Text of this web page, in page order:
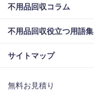
不用品回収コラム
不用品回収役立つ用語集
サイトマップ
無料お見積り